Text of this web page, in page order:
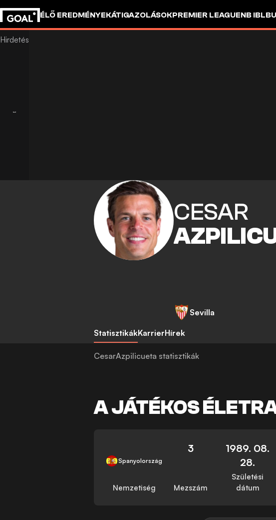
ÉLŐ EREDMÉNYEKÁTIGAZOLÁSOKPREMIER LEAGUENB IBL
CESAR
Sevilla
StatisztikákKarrierHírek
CesarAzpilicueta statisztikák
A JÁTÉKOS
Spanyolország
Nemzetiség
3
Mezszám
1989. 08.
28.
Születési
dátum